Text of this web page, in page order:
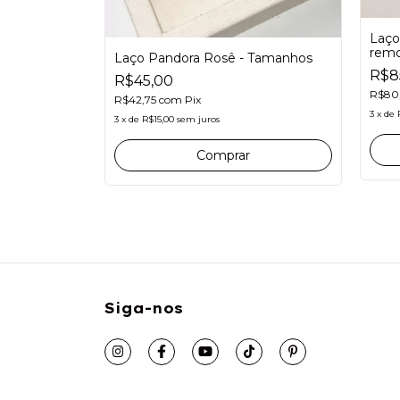
Laço Pandora Rosê - Tamanhos
R$45,00
R$42,75 com Pix
3 x de R$15,00 sem juros
Comprar
3 xde
Siga-nos